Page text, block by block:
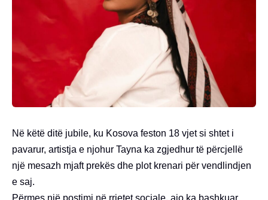
Në këtë ditë jubile, ku Kosova feston 18 vjet si shtet i
pavarur, artistja e njohur Tayna ka zgjedhur të përcjellë
një mesazh mjaft prekës dhe plot krenari për vendlindjen
e saj.
Përmes një postimi në rrjetet sociale, ajo ka bashkuar